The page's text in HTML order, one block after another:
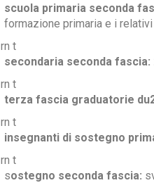
scuola primaria seconda
formazione primaria e i
rn t
secondaria seconda fascia:
rn t
terza fascia graduatorie
rn t
insegnanti di sostegno
rn t
sostegno seconda fascia: